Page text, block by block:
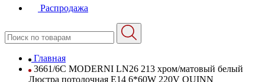
Распродажа
Главная
3661/6C MODERNI LN26 213 хром/матовый белый
Люстра потолочная E14 6*60W 220V QUINN